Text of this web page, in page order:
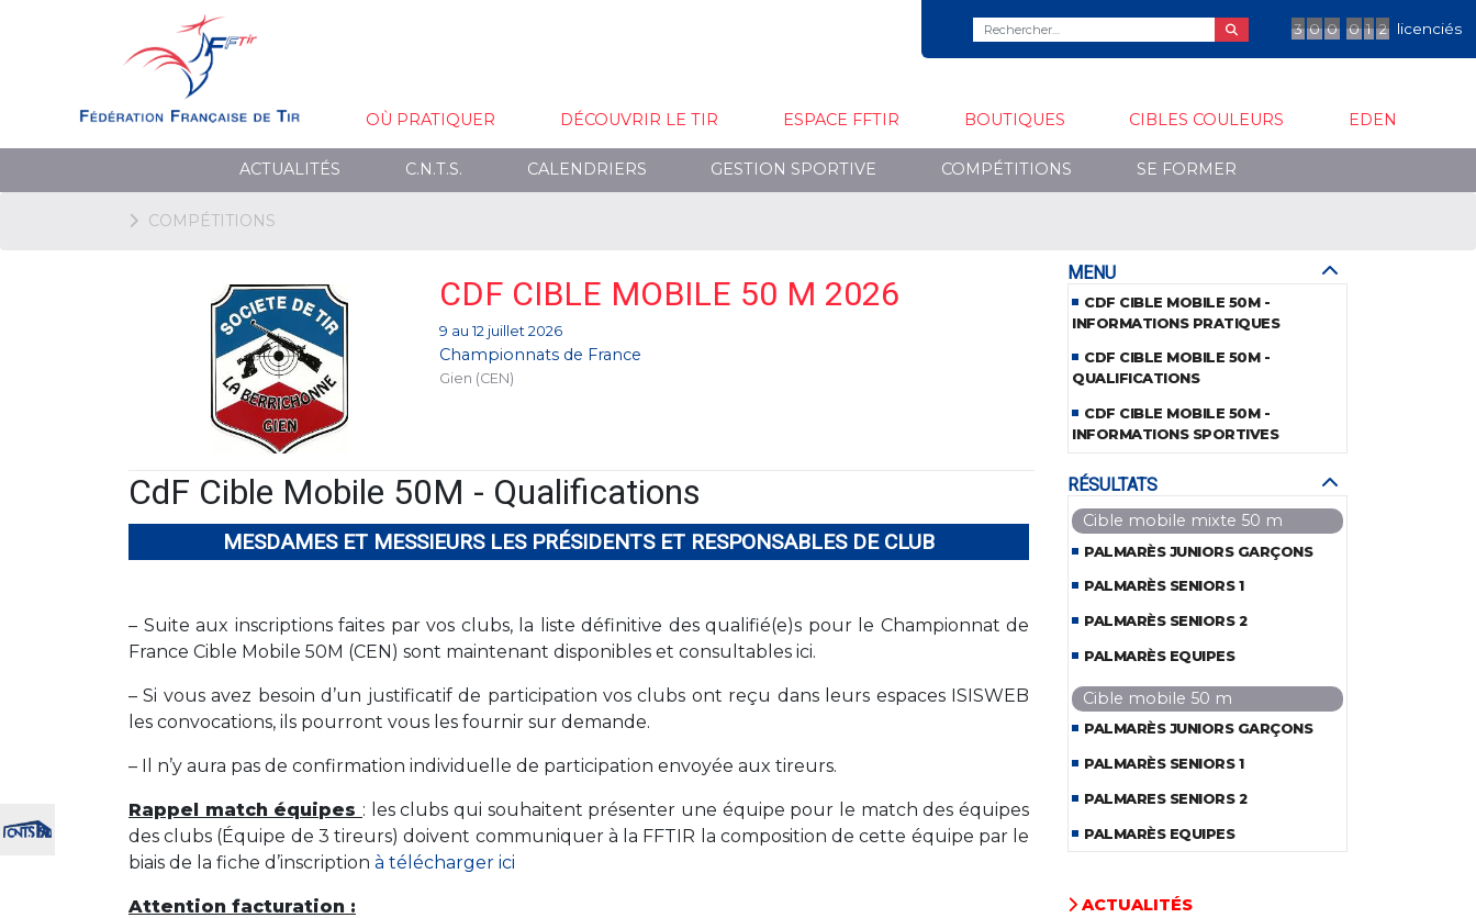
3 0 0 0 1 2 licenciés
OÙ PRATIQUER DÉCOUVRIR LE TIR ESPACE FFTIR BOUTIQUES CIBLES COULEURS EDEN
ACTUALITÉS C.N.T.S. CALENDRIERS GESTION SPORTIVE COMPÉTITIONS SE FORMER
COMPÉTITIONS
CDF CIBLE MOBILE 50 M 2026
9 au 12 juillet 2026
Championnats de France
Gien (CEN)
CdF Cible Mobile 50M - Qualifications
MESDAMES ET MESSIEURS LES PRÉSIDENTS ET RESPONSABLES DE CLUB
– Suite aux inscriptions faites par vos clubs, la liste définitive des qualifié(e)s pour le Championnat de
France Cible Mobile 50M (CEN) sont maintenant disponibles et consultables ici.
– Si vous avez besoin d’un justificatif de participation vos clubs ont reçu dans leurs espaces ISISWEB
les convocations, ils pourront vous les fournir sur demande.
– Il n’y aura pas de confirmation individuelle de participation envoyée aux tireurs.
Rappel match équipes : les clubs qui souhaitent présenter une équipe pour le match des équipes
des clubs (Équipe de 3 tireurs) doivent communiquer à la FFTIR la composition de cette équipe par le
biais de la fiche d’inscription à télécharger ici
Attention facturation :
MENU
CDF CIBLE MOBILE 50M -
INFORMATIONS PRATIQUES
CDF CIBLE MOBILE 50M -
QUALIFICATIONS
CDF CIBLE MOBILE 50M -
INFORMATIONS SPORTIVES
RÉSULTATS
Cible mobile mixte 50 m
PALMARÈS JUNIORS GARÇONS
PALMARÈS SENIORS 1
PALMARÈS SENIORS 2
PALMARÈS EQUIPES
Cible mobile 50 m
PALMARÈS JUNIORS GARÇONS
PALMARÈS SENIORS 1
PALMARES SENIORS 2
PALMARÈS EQUIPES
ACTUALITÉS